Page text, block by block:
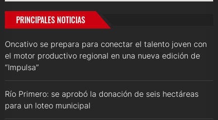
PRINCIPALES NOTICIAS
Oncativo se prepara para conectar el talento joven con
el motor productivo regional en una nueva edición de
“Impulsa”
Río Primero: se aprobó la donación de seis hectáreas
para un loteo municipal